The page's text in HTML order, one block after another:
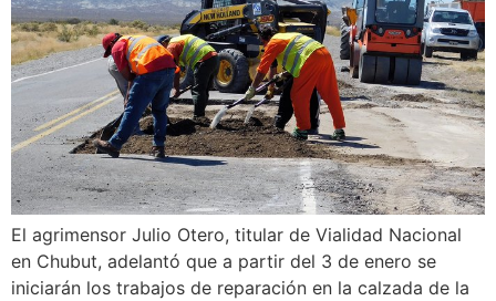
El agrimensor Julio Otero, titular de Vialidad Nacional
en Chubut, adelantó que a partir del 3 de enero se
iniciarán los trabajos de reparación en la calzada de la